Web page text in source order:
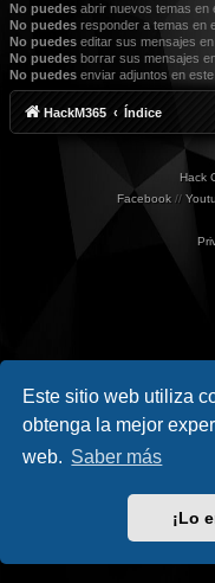
Este sitio web utiliza
obtenga la mejor
web. Saber más
¡Lo
No puedes abrir nuevos temas en
No puedes responder a temas en
No puedes editar sus mensajes
No puedes borrar sus mensajes
No puedes enviar adjuntos en
HackM365 Índice
Hack
Facebook //